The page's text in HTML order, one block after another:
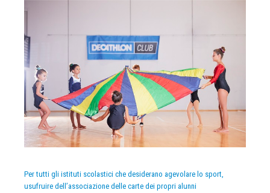
Per tutti gli istituti scolastici che desiderano agevolare lo sport,
usufruire dell’associazione delle carte dei propri alunni